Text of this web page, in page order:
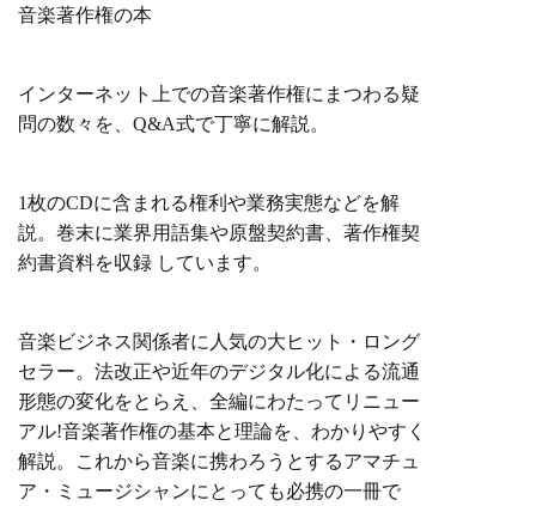
音楽著作権の本
インターネット上での音楽著作権にまつわる疑
問の数々を、Q&A式で丁寧に解説。
1枚のCDに含まれる権利や業務実態などを解
説。巻末に業界用語集や原盤契約書、著作権契
約書資料を収録 しています。
音楽ビジネス関係者に人気の大ヒット・ロング
セラー。法改正や近年のデジタル化による流通
形態の変化をとらえ、全編にわたってリニュー
アル!音楽著作権の基本と理論を、わかりやすく
解説。これから音楽に携わろうとするアマチュ
ア・ミュージシャンにとっても必携の一冊で